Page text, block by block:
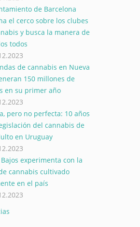
de Barcelona
el cerco sobre los clubes
y busca la manera de
todos
de cannabis en Nueva
150 millones de
en su primer año
pero no perfecta: 10 años
del cannabis de
en Uruguay
Bajos experimenta con la
cannabis cultivado
en el país